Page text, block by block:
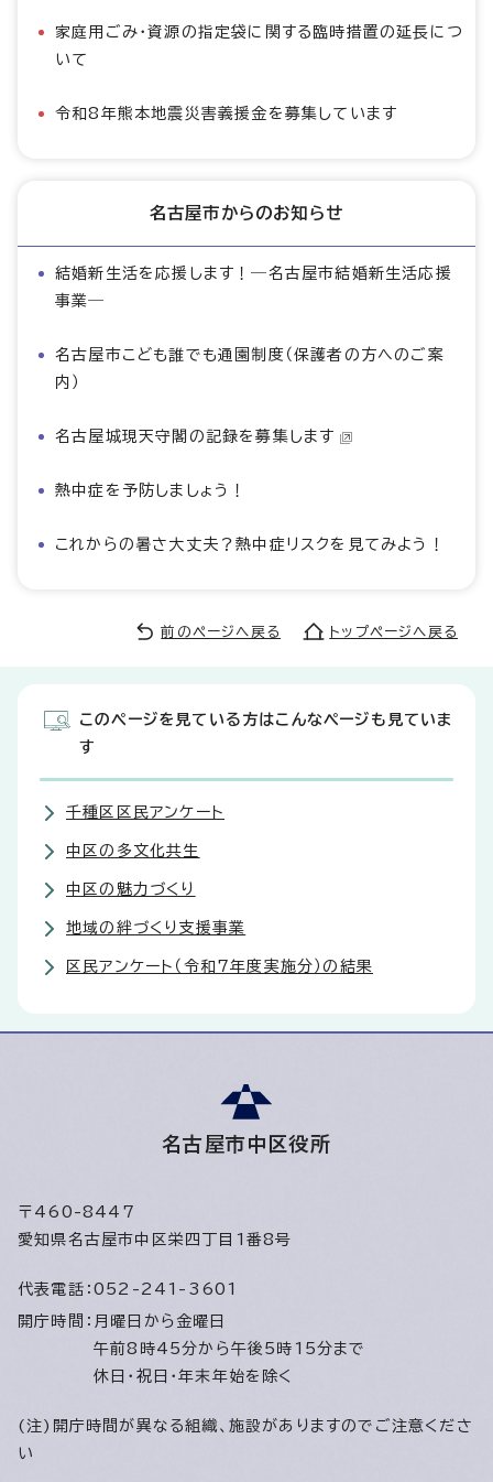
家庭用ごみ・資源の指定袋に関する臨時措置の延長につ
いて
令和8年熊本地震災害義援金を募集しています
名古屋市からのお知らせ
結婚新生活を応援します！―名古屋市結婚新生活応援
事業―
名古屋市こども誰でも通園制度（保護者の方へのご案
内）
名古屋城現天守閣の記録を募集します
熱中症を予防しましょう！
これからの暑さ大丈夫？熱中症リスクを見てみよう！
前のページへ戻る トップページへ戻る
このページを見ている方はこんなページも見ていま
す
千種区区民アンケート
中区の多文化共生
中区の魅力づくり
地域の絆づくり支援事業
区民アンケート（令和7年度実施分）の結果
名古屋市中区役所
〒460-8447
愛知県名古屋市中区栄四丁目1番8号
代表電話： 052-241-3601
開庁時間： 月曜日から金曜日
午前8時45分から午後5時15分まで
休日・祝日・年末年始を除く
(注)開庁時間が異なる組織、施設がありますのでご注意くださ
い